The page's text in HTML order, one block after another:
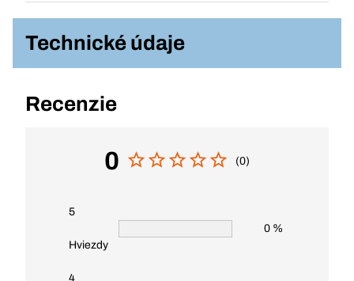
Technické údaje
Recenzie
0 (0)
5
Hviezdy
0 %
4